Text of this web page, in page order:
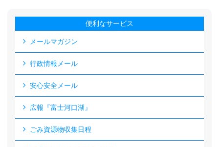
便利なサービス
メールマガジン
行政情報メール
安心安全メール
広報『富士河口湖』
ごみ資源物収集日程